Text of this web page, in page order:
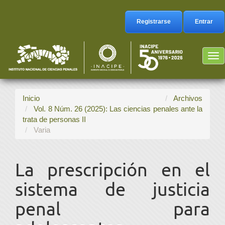
Barra
lateral
Registrarse Entrar
Inicio
Archivos
Vol. 8 Núm. 26 (2025): Las ciencias penales ante la
trata de personas II
Varia
La prescripción en el
sistema de justicia
penal para